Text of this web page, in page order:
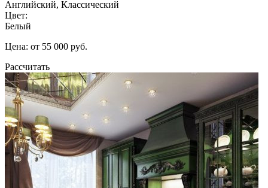
Английский, Классический
Цвет:
Белый
Цена: от 55 000 руб.
Рассчитать